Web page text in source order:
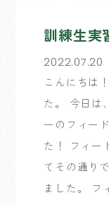
訓練生実
2022.07.20
こんにちは
た。 今日は
ーのフィー
た！ フィー
てその通り
ました。 フ